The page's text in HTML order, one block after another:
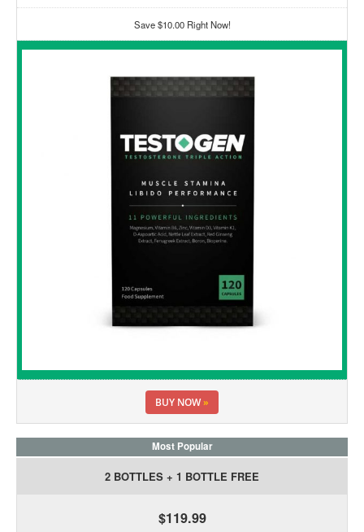
Save $10.00 Right Now!
BUY NOW»
Most Popular
2 BOTTLES + 1 BOTTLE FREE
$119.99